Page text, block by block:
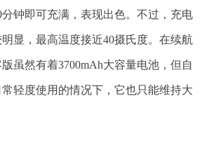
钟即可充满，表现出色。不过，充电
显，最高温度接近40摄氏度。在续航
虽然有着3700mAh大容量电池，但自
轻度使用的情况下，它也只能维持大